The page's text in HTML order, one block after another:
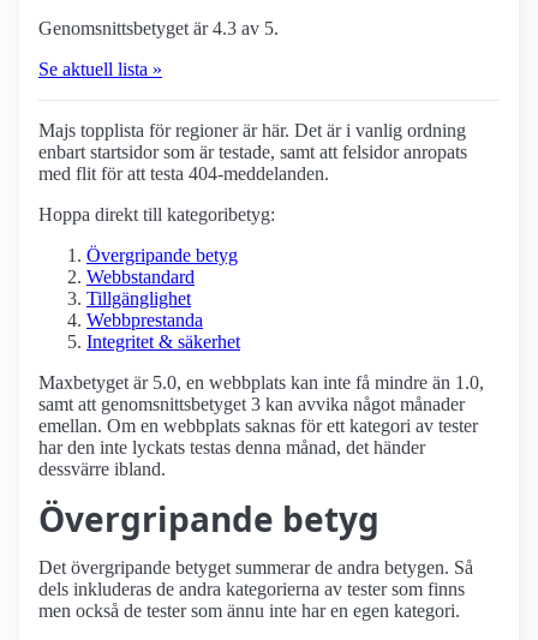
Genomsnittsbetyget är 4.3 av 5.
Se aktuell lista »
Majs topplista för regioner är här. Det är i vanlig ordning
enbart startsidor som är testade, samt att felsidor anropats
med flit för att testa 404-meddelanden.
Hoppa direkt till kategoribetyg:
Övergripande betyg
Webbstandard
Tillgänglighet
Webbprestanda
Integritet & säkerhet
Maxbetyget är 5.0, en webbplats kan inte få mindre än 1.0,
samt att genomsnittsbetyget 3 kan avvika något månader
emellan. Om en webbplats saknas för ett kategori av tester
har den inte lyckats testas denna månad, det händer
dessvärre ibland.
Övergripande betyg
Det övergripande betyget summerar de andra betygen. Så
dels inkluderas de andra kategorierna av tester som finns
men också de tester som ännu inte har en egen kategori.